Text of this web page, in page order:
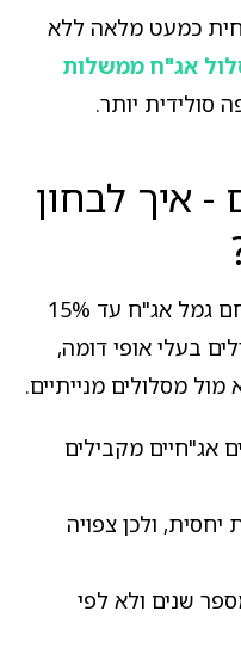
כמעט מלאה ללא
אג"ח ממשלות
סולידית יותר.
- איך לבחון
בחינת ביצועים של אלטשולר שחם גמל אג"ח עד 15%
בעלי אופי דומה,
מול מסלולים מנייתיים.
אג"חיים מקבילים
יחסית, ולכן צפויה
שנים ולא לפי